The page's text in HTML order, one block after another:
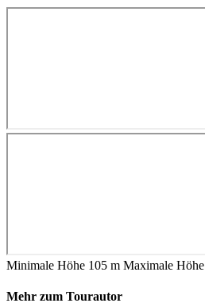
Minimale Höhe 105 m Maximale Höhe
Mehr zum Tourautor